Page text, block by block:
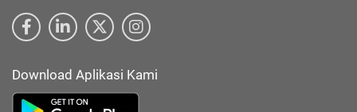
Download Aplikasi Kami